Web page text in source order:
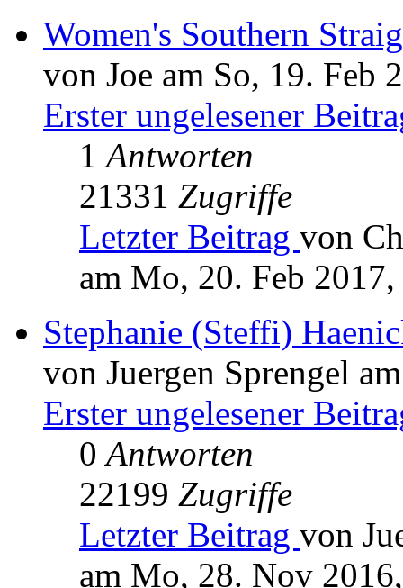
Women's Southern
von Joe am So, 19. Feb
Erster ungelesener
1Antworten
21331 Zugriffe
Letzter Beitrag von
am Mo, 20. Feb
Stephanie (Steffi)
von Juergen Sprengel
Erster ungelesener
0Antworten
22199 Zugriffe
Letzter Beitrag von
am Mo, 28. Nov